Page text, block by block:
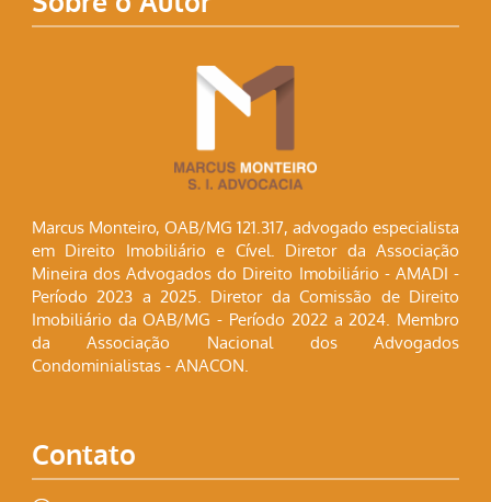
Marcus Monteiro, OAB/MG 121.317, advogado especialista
em Direito Imobiliário e Cível. Diretor da Associação
Mineira dos Advogados do Direito Imobiliário - AMADI -
Período 2023 a 2025. Diretor da Comissão de Direito
Imobiliário da OAB/MG - Período 2022 a 2024. Membro
da Associação Nacional dos Advogados
Condominialistas - ANACON.
Contato